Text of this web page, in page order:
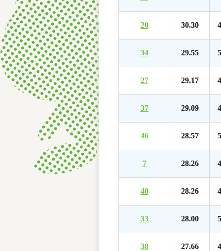
20 30.30
34 29.55
27 29.17
37 29.09
46 28.57
7 28.26
40 28.26
33 28.00
38 27.66